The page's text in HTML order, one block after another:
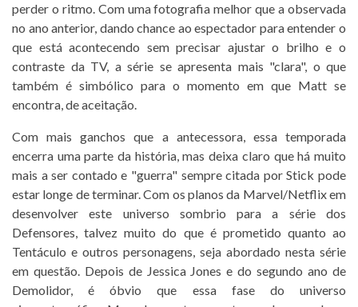
perder o ritmo. Com uma fotografia melhor que a observada
no ano anterior, dando chance ao espectador para entender o
que está acontecendo sem precisar ajustar o brilho e o
contraste da TV, a série se apresenta mais "clara", o que
também é simbólico para o momento em que Matt se
encontra, de aceitação.
Com mais ganchos que a antecessora, essa temporada
encerra uma parte da história, mas deixa claro que há muito
mais a ser contado e "guerra" sempre citada por Stick pode
estar longe de terminar. Com os planos da Marvel/Netflix em
desenvolver este universo sombrio para a série dos
Defensores, talvez muito do que é prometido quanto ao
Tentáculo e outros personagens, seja abordado nesta série
em questão. Depois de Jessica Jones e do segundo ano de
Demolidor, é óbvio que essa fase do universo